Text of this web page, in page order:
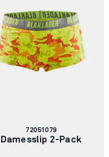
Artikelnummer:
72051079
Damesslip 2-Pack